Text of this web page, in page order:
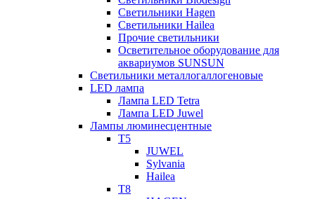
Светильники Hagen
Светильники Hailea
Прочие светильники
Осветительное оборудование для
аквариумов SUNSUN
Светильники металлогаллогеновые
LED лампа
Лампа LED Tetra
Лампа LED Juwel
Лампы люминесцентные
T5
JUWEL
Sylvania
Hailea
T8